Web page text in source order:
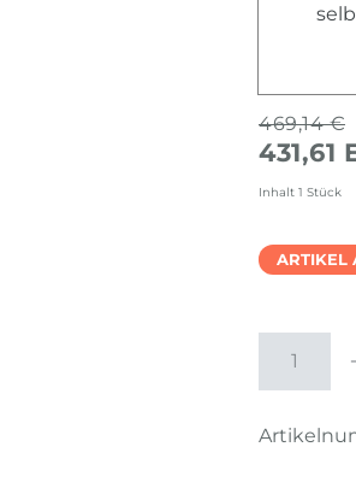
469,14 €
431,61
Inhalt 1 Stück
ARTIKEL